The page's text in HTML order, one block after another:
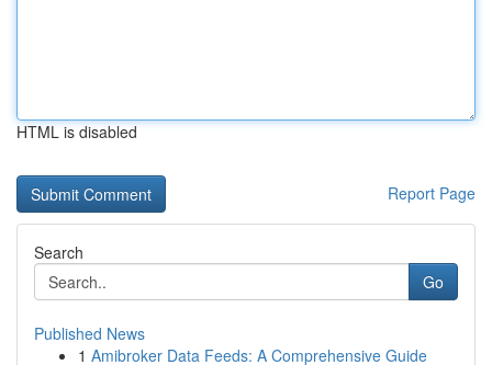
HTML is disabled
Report Page
Search
Go
Published News
1 Amibroker Data Feeds: A Comprehensive Guide